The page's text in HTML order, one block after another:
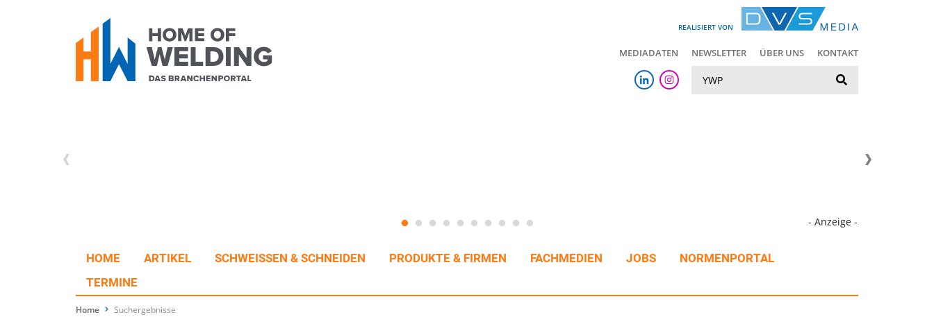
REALISIERT VON
MEDIADATEN NEWSLETTER ÜBER UNS KONTAKT
- Anzeige -
HOME ARTIKEL SCHWEISSEN & SCHNEIDEN PRODUKTE & FIRMEN FACHMEDIEN JOBS
NORMENPORTAL
TERMINE
Home Suchergebnisse